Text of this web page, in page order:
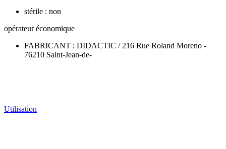
stérile : non
opérateur économique
FABRICANT : DIDACTIC / 216 Rue Roland Moreno -
76210 Saint-Jean-de-
Utilisation